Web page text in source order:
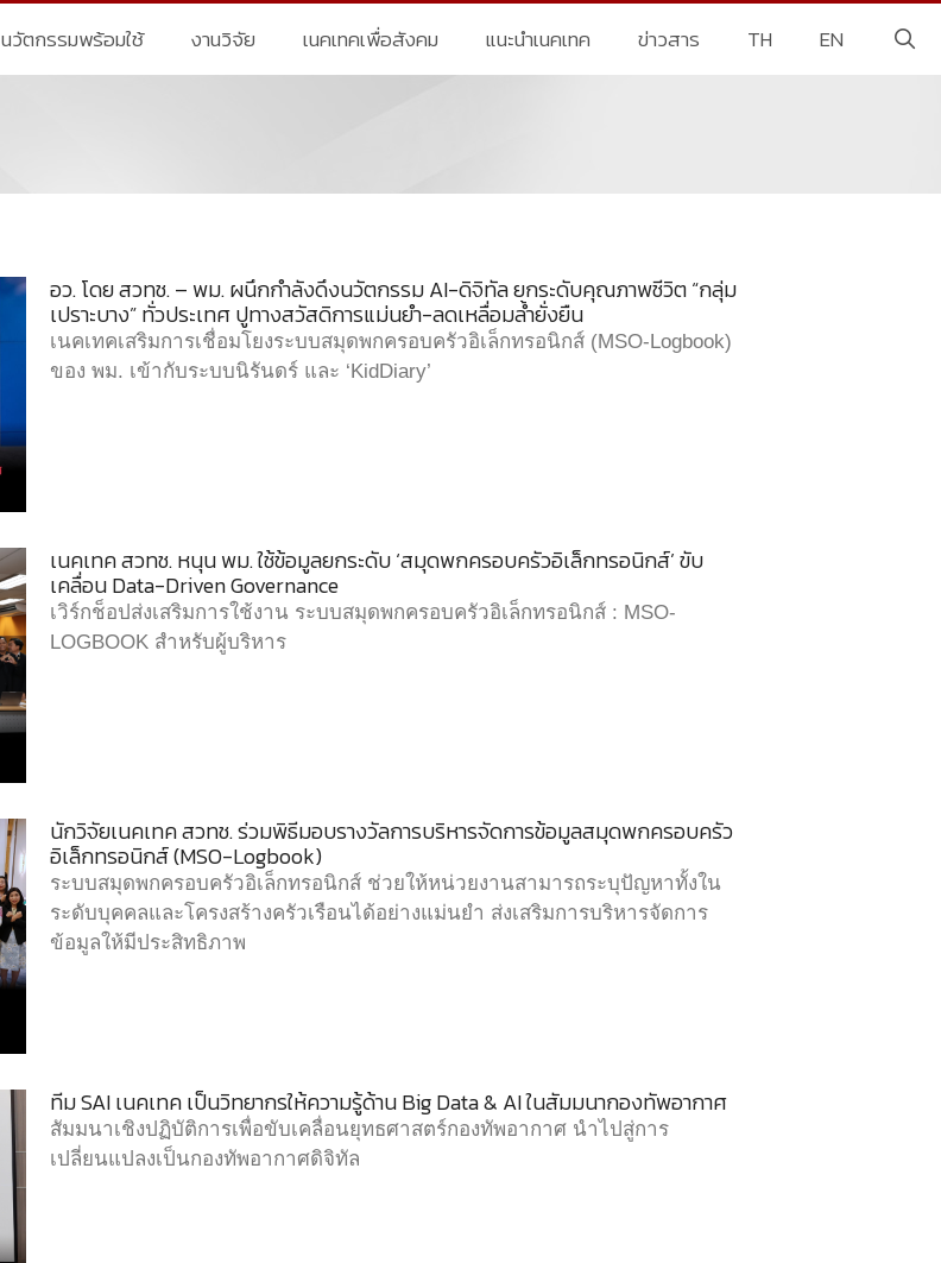
นวัตกรรมพร้อมใช้ งานวิจัย เนคเทคเพื่อสังคม แนะนำเนคเทค ข่าวสาร TH EN
อว. โดย สวทช. – พม. ผนึกกำลังดึงนวัตกรรม AI-ดิจิทัล ยกระดับคุณภาพชีวิต “กลุ่ม
เปราะบาง” ทั่วประเทศ ปูทางสวัสดิการแม่นยำ-ลดเหลื่อมล้ำยั่งยืน
เนคเทคเสริมการเชื่อมโยงระบบสมุดพกครอบครัวอิเล็กทรอนิกส์ (MSO-Logbook)
ของ พม. เข้ากับระบบนิรันดร์ และ ‘KidDiary’
เนคเทค สวทช. หนุน พม. ใช้ข้อมูลยกระดับ ‘สมุดพกครอบครัวอิเล็กทรอนิกส์’ ขับ
เคลื่อน Data-Driven Governance
เวิร์กช็อปส่งเสริมการใช้งาน ระบบสมุดพกครอบครัวอิเล็กทรอนิกส์ : MSO-
LOGBOOK สำหรับผู้บริหาร
นักวิจัยเนคเทค สวทช. ร่วมพิธีมอบรางวัลการบริหารจัดการข้อมูลสมุดพกครอบครัว
อิเล็กทรอนิกส์ (MSO-Logbook)
ระบบสมุดพกครอบครัวอิเล็กทรอนิกส์ ช่วยให้หน่วยงานสามารถระบุปัญหาทั้งใน
ระดับบุคคลและโครงสร้างครัวเรือนได้อย่างแม่นยำ ส่งเสริมการบริหารจัดการ
ข้อมูลให้มีประสิทธิภาพ
ทีม SAI เนคเทค เป็นวิทยากรให้ความรู้ด้าน Big Data & AI ในสัมมนากองทัพอากาศ
สัมมนาเชิงปฏิบัติการเพื่อขับเคลื่อนยุทธศาสตร์กองทัพอากาศ นำไปสู่การ
เปลี่ยนแปลงเป็นกองทัพอากาศดิจิทัล